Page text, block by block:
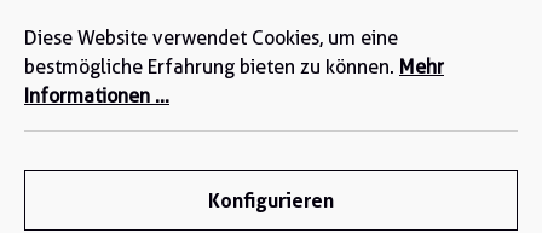
springen
Diese Website verwendet Cookies, um eine
bestmögliche Erfahrung bieten zu können. Mehr
Informationen ...
Konfigurieren